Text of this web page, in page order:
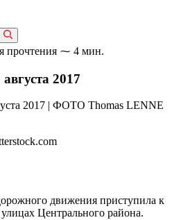
прочтения ⁓ 4 мин.
2017
движения приступила к
Центрального района.